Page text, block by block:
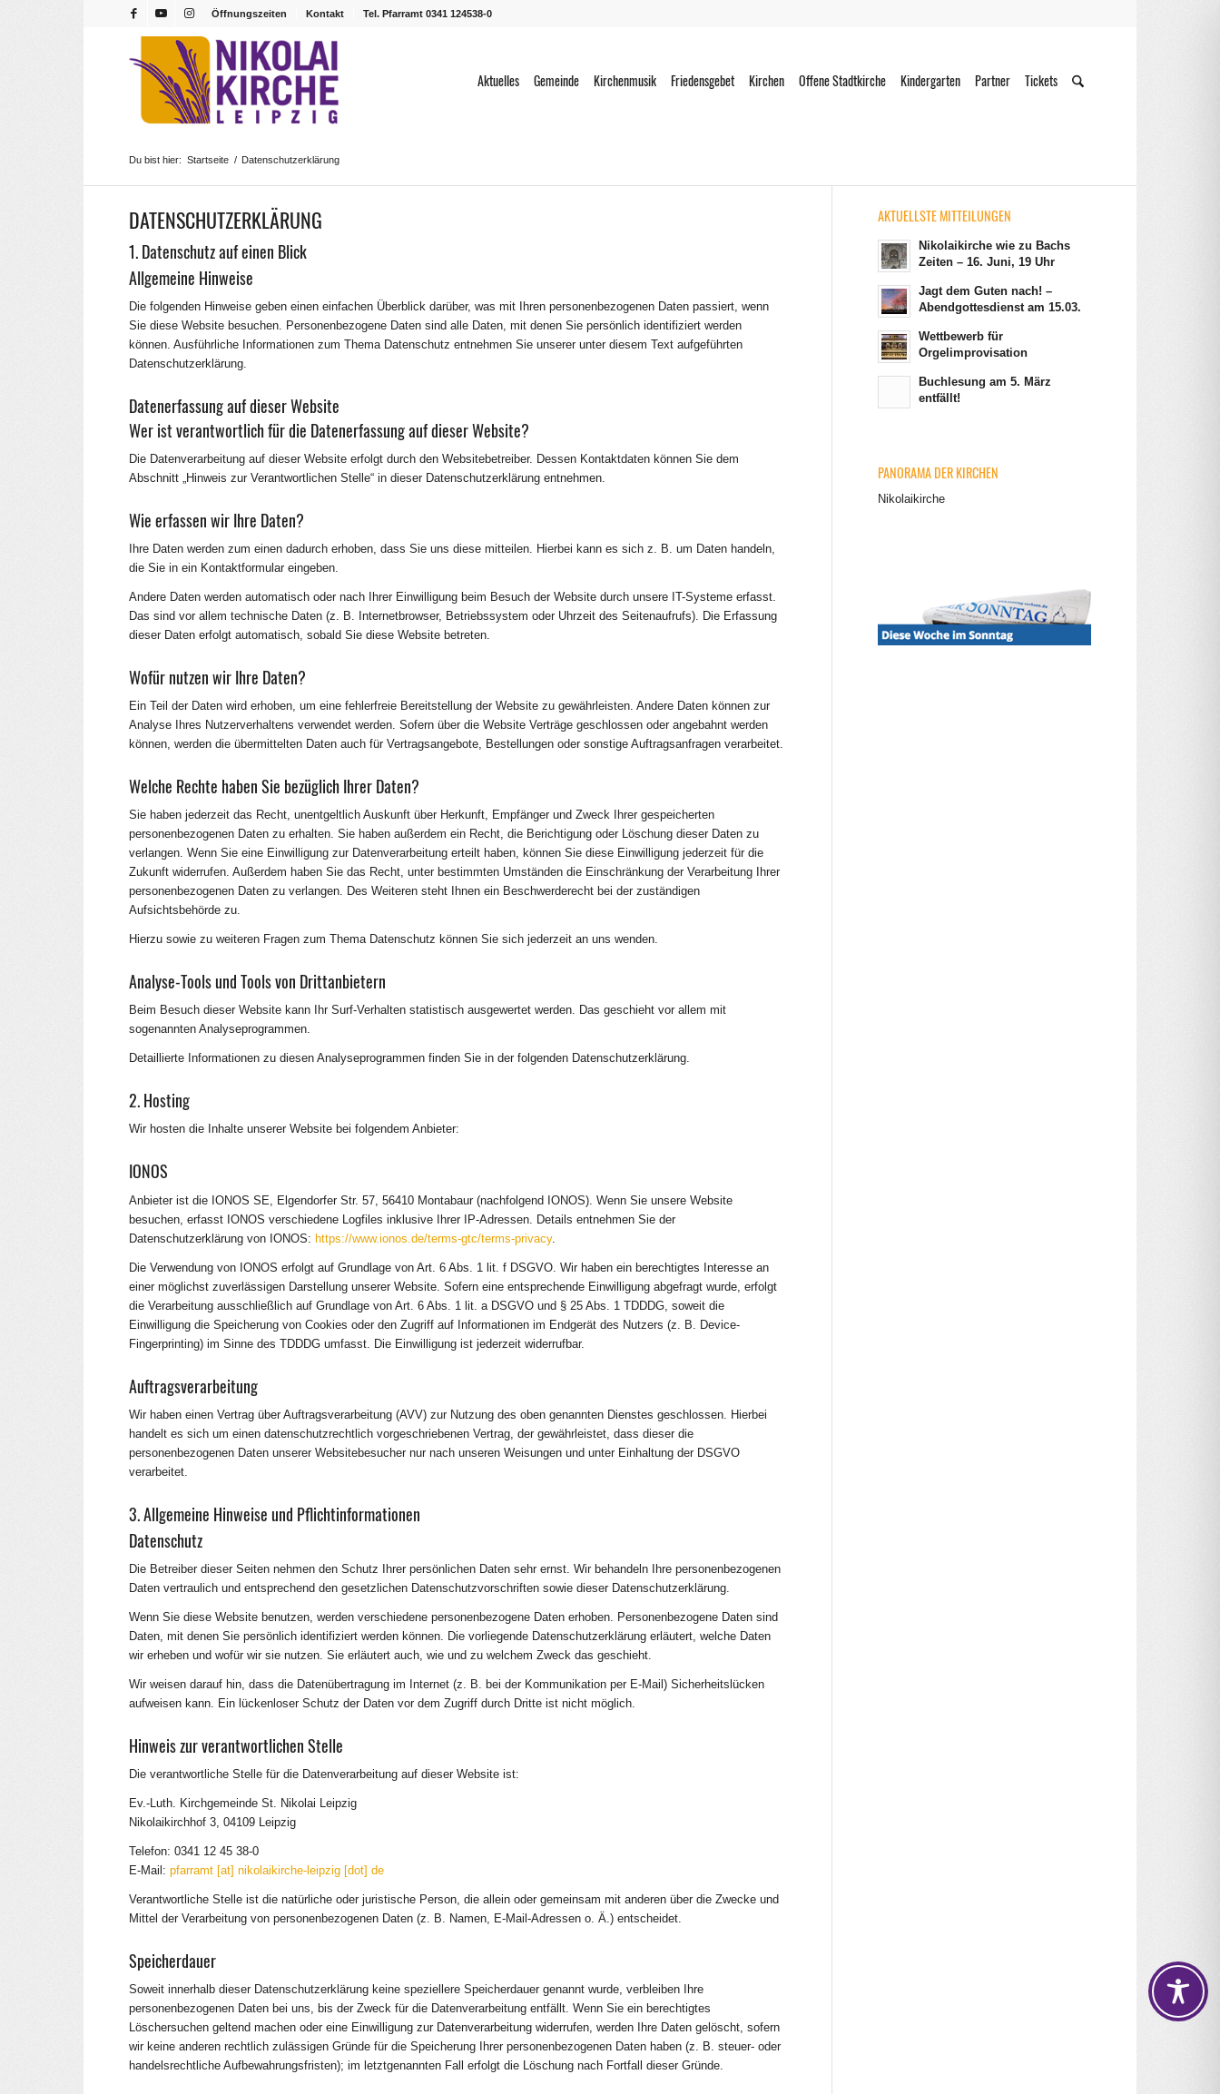
Öffnungszeiten Kontakt Tel. Pfarramt 0341 124538-0
Aktuelles Gemeinde Kirchenmusik Friedensgebet Kirchen Offene Stadtkirche Kindergarten Partner Tickets
Du bist hier: Startseite / Datenschutzerklärung
DATENSCHUTZ­ERKLÄRUNG
1. Datenschutz auf einen Blick
Allgemeine Hinweise
Die folgenden Hinweise geben einen einfachen Überblick darüber, was mit Ihren personenbezogenen Daten passiert, wenn
Sie diese Website besuchen. Personenbezogene Daten sind alle Daten, mit denen Sie persönlich identifiziert werden
können. Ausführliche Informationen zum Thema Datenschutz entnehmen Sie unserer unter diesem Text aufgeführten
Datenschutzerklärung.
Datenerfassung auf dieser Website
Wer ist verantwortlich für die Datenerfassung auf dieser Website?
Die Datenverarbeitung auf dieser Website erfolgt durch den Websitebetreiber. Dessen Kontaktdaten können Sie dem
Abschnitt „Hinweis zur Verantwortlichen Stelle“ in dieser Datenschutzerklärung entnehmen.
Wie erfassen wir Ihre Daten?
Ihre Daten werden zum einen dadurch erhoben, dass Sie uns diese mitteilen. Hierbei kann es sich z. B. um Daten handeln,
die Sie in ein Kontaktformular eingeben.
Andere Daten werden automatisch oder nach Ihrer Einwilligung beim Besuch der Website durch unsere IT-Systeme erfasst.
Das sind vor allem technische Daten (z. B. Internetbrowser, Betriebssystem oder Uhrzeit des Seitenaufrufs). Die Erfassung
dieser Daten erfolgt automatisch, sobald Sie diese Website betreten.
Wofür nutzen wir Ihre Daten?
Ein Teil der Daten wird erhoben, um eine fehlerfreie Bereitstellung der Website zu gewährleisten. Andere Daten können zur
Analyse Ihres Nutzerverhaltens verwendet werden. Sofern über die Website Verträge geschlossen oder angebahnt werden
können, werden die übermittelten Daten auch für Vertragsangebote, Bestellungen oder sonstige Auftragsanfragen verarbeitet.
Welche Rechte haben Sie bezüglich Ihrer Daten?
Sie haben jederzeit das Recht, unentgeltlich Auskunft über Herkunft, Empfänger und Zweck Ihrer gespeicherten
personenbezogenen Daten zu erhalten. Sie haben außerdem ein Recht, die Berichtigung oder Löschung dieser Daten zu
verlangen. Wenn Sie eine Einwilligung zur Datenverarbeitung erteilt haben, können Sie diese Einwilligung jederzeit für die
Zukunft widerrufen. Außerdem haben Sie das Recht, unter bestimmten Umständen die Einschränkung der Verarbeitung Ihrer
personenbezogenen Daten zu verlangen. Des Weiteren steht Ihnen ein Beschwerderecht bei der zuständigen
Aufsichtsbehörde zu.
Hierzu sowie zu weiteren Fragen zum Thema Datenschutz können Sie sich jederzeit an uns wenden.
Analyse-Tools und Tools von Dritt­anbietern
Beim Besuch dieser Website kann Ihr Surf-Verhalten statistisch ausgewertet werden. Das geschieht vor allem mit
sogenannten Analyseprogrammen.
Detaillierte Informationen zu diesen Analyseprogrammen finden Sie in der folgenden Datenschutzerklärung.
2. Hosting
Wir hosten die Inhalte unserer Website bei folgendem Anbieter:
IONOS
Anbieter ist die IONOS SE, Elgendorfer Str. 57, 56410 Montabaur (nachfolgend IONOS). Wenn Sie unsere Website
besuchen, erfasst IONOS verschiedene Logfiles inklusive Ihrer IP-Adressen. Details entnehmen Sie der
Datenschutzerklärung von IONOS: https://www.ionos.de/terms-gtc/terms-privacy.
Die Verwendung von IONOS erfolgt auf Grundlage von Art. 6 Abs. 1 lit. f DSGVO. Wir haben ein berechtigtes Interesse an
einer möglichst zuverlässigen Darstellung unserer Website. Sofern eine entsprechende Einwilligung abgefragt wurde, erfolgt
die Verarbeitung ausschließlich auf Grundlage von Art. 6 Abs. 1 lit. a DSGVO und § 25 Abs. 1 TDDDG, soweit die
Einwilligung die Speicherung von Cookies oder den Zugriff auf Informationen im Endgerät des Nutzers (z. B. Device-
Fingerprinting) im Sinne des TDDDG umfasst. Die Einwilligung ist jederzeit widerrufbar.
Auftragsverarbeitung
Wir haben einen Vertrag über Auftragsverarbeitung (AVV) zur Nutzung des oben genannten Dienstes geschlossen. Hierbei
handelt es sich um einen datenschutzrechtlich vorgeschriebenen Vertrag, der gewährleistet, dass dieser die
personenbezogenen Daten unserer Websitebesucher nur nach unseren Weisungen und unter Einhaltung der DSGVO
verarbeitet.
3. Allgemeine Hinweise und Pflicht­informationen
Datenschutz
Die Betreiber dieser Seiten nehmen den Schutz Ihrer persönlichen Daten sehr ernst. Wir behandeln Ihre personenbezogenen
Daten vertraulich und entsprechend den gesetzlichen Datenschutzvorschriften sowie dieser Datenschutzerklärung.
Wenn Sie diese Website benutzen, werden verschiedene personenbezogene Daten erhoben. Personenbezogene Daten sind
Daten, mit denen Sie persönlich identifiziert werden können. Die vorliegende Datenschutzerklärung erläutert, welche Daten
wir erheben und wofür wir sie nutzen. Sie erläutert auch, wie und zu welchem Zweck das geschieht.
Wir weisen darauf hin, dass die Datenübertragung im Internet (z. B. bei der Kommunikation per E-Mail) Sicherheitslücken
aufweisen kann. Ein lückenloser Schutz der Daten vor dem Zugriff durch Dritte ist nicht möglich.
Hinweis zur verantwortlichen Stelle
Die verantwortliche Stelle für die Datenverarbeitung auf dieser Website ist:
Ev.-Luth. Kirchgemeinde St. Nikolai Leipzig
Nikolaikirchhof 3, 04109 Leipzig
Telefon: 0341 12 45 38-0
E-Mail: pfarramt [at] nikolaikirche-leipzig [dot] de
Verantwortliche Stelle ist die natürliche oder juristische Person, die allein oder gemeinsam mit anderen über die Zwecke und
Mittel der Verarbeitung von personenbezogenen Daten (z. B. Namen, E-Mail-Adressen o. Ä.) entscheidet.
Speicherdauer
Soweit innerhalb dieser Datenschutzerklärung keine speziellere Speicherdauer genannt wurde, verbleiben Ihre
personenbezogenen Daten bei uns, bis der Zweck für die Datenverarbeitung entfällt. Wenn Sie ein berechtigtes
Löschersuchen geltend machen oder eine Einwilligung zur Datenverarbeitung widerrufen, werden Ihre Daten gelöscht, sofern
wir keine anderen rechtlich zulässigen Gründe für die Speicherung Ihrer personenbezogenen Daten haben (z. B. steuer- oder
handelsrechtliche Aufbewahrungsfristen); im letztgenannten Fall erfolgt die Löschung nach Fortfall dieser Gründe.
AKTUELLSTE MITTEILUNGEN
Nikolaikirche wie zu Bachs
Zeiten – 16. Juni, 19 Uhr
Jagt dem Guten nach! –
Abendgottesdienst am 15.03.
Wettbewerb für
Orgelimprovisation
Buchlesung am 5. März
entfällt!
PANORAMA DER KIRCHEN
Nikolaikirche